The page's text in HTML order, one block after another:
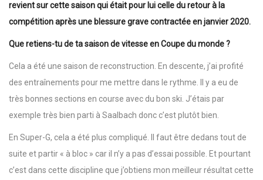
revient sur cette saison qui était pour lui celle du retour à la
compétition après une blessure grave contractée en janvier 2020.
Que retiens-tu de ta saison de vitesse en Coupe du monde ?
Cela a été une saison de reconstruction. En descente, j’ai profité
des entraînements pour me mettre dans le rythme. Il y a eu de
très bonnes sections en course avec du bon ski. J’étais par
exemple très bien parti à Saalbach donc c’est plutôt bien.
En Super-G, cela a été plus compliqué. Il faut être dedans tout de
suite et partir « à bloc » car il n’y a pas d’essai possible. Et pourtant
c’est dans cette discipline que j’obtiens mon meilleur résultat cette